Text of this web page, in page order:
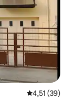
Средна
4,51 (39)